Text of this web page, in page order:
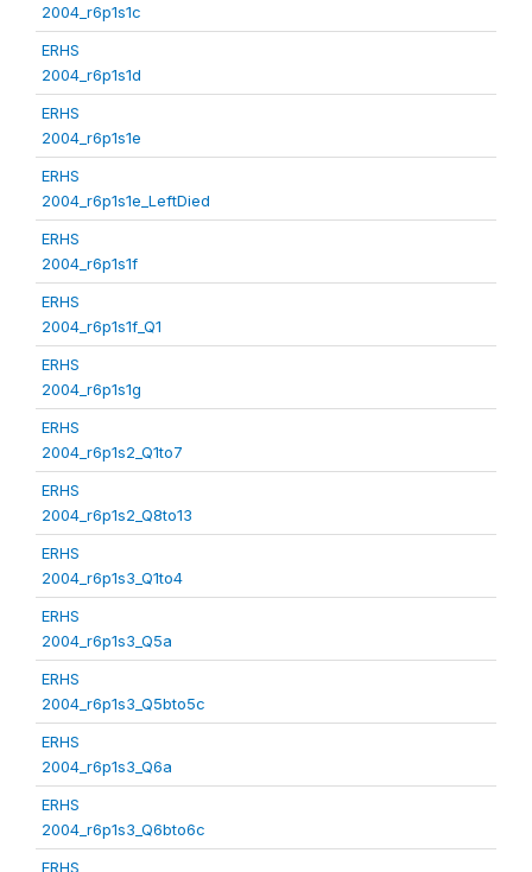
2004_r6p1s1c
ERHS
2004_r6p1s1d
ERHS
2004_r6p1s1e
ERHS
2004_r6p1s1e_LeftDied
ERHS
2004_r6p1s1f
ERHS
2004_r6p1s1f_Q1
ERHS
2004_r6p1s1g
ERHS
2004_r6p1s2_Q1to7
ERHS
2004_r6p1s2_Q8to13
ERHS
2004_r6p1s3_Q1to4
ERHS
2004_r6p1s3_Q5a
ERHS
2004_r6p1s3_Q5bto5c
ERHS
2004_r6p1s3_Q6a
ERHS
2004_r6p1s3_Q6bto6c
ERHS